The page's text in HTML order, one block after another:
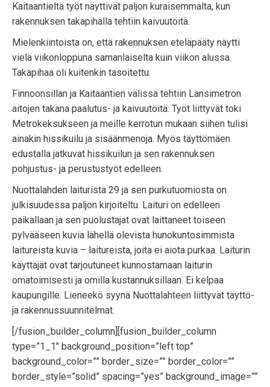
Kaitaantieltä työt näyttivät paljon kuraisemmalta, kun
rakennuksen takapihalla tehtiin kaivuutöitä.
Mielenkiintoista on, että rakennuksen eteläpääty näytti
vielä viikonloppuna samanlaiselta kuin viikon alussa.
Takapihaa oli kuitenkin tasoitettu.
Finnoonsillan ja Kaitaantien välissä tehtiin Länsimetron
aitojen takana paalutus- ja kaivuutöitä. Työt liittyvät toki
Metrokeksukseen ja meille kerrotun mukaan siihen tulisi
ainakin hissikuilu ja sisäänmenoja. Myös täyttömäen
edustalla jatkuvat hissikuilun ja sen rakennuksen
pohjustus- ja perustustyöt edelleen.
Nuottalahden laiturista 29 ja sen purkutuomiosta on
julkisuudessa paljon kirjoiteltu. Laituri on edelleen
paikallaan ja sen puolustajat ovat laittaneet toiseen
pylvääseen kuvia lähellä olevista hunokuntosimmista
laitureista kuvia – laitureista, joita ei aiota purkaa. Laiturin
käyttäjät ovat tarjoutuneet kunnostamaan laiturin
omatoimisesti ja omilla kustannuksillaan. Ei kelpaa
kaupungille. Lieneekö syynä Nuottalahteen liittyvät täyttö-
ja rakennussuunnitelmat.
[/fusion_builder_column][fusion_builder_column
type=”1_1″ background_position=”left top”
background_color=”” border_size=”” border_color=””
border_style=”solid” spacing=”yes” background_image=””